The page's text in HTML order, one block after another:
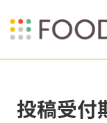
投稿受付